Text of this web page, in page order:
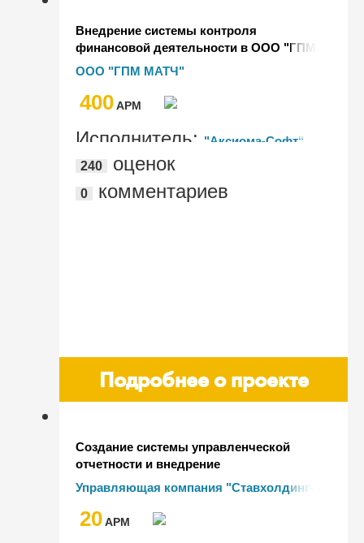
Внедрение системы контроля
финансовой деятельности в ООО "ГПМ
Матч" на базе "1С:Управление
ООО "ГПМ МАТЧ"
400AРМ
Исполнитель: "Аксиома-Софт"
240
оценок
0 комментариев
Подробнее о проекте
Создание системы управленческой
отчетности и внедрение
бюджетирования в группе компаний
"Ставхолдинг-Парус"
Управляющая компания "Ставхолдинг-
20AРМ